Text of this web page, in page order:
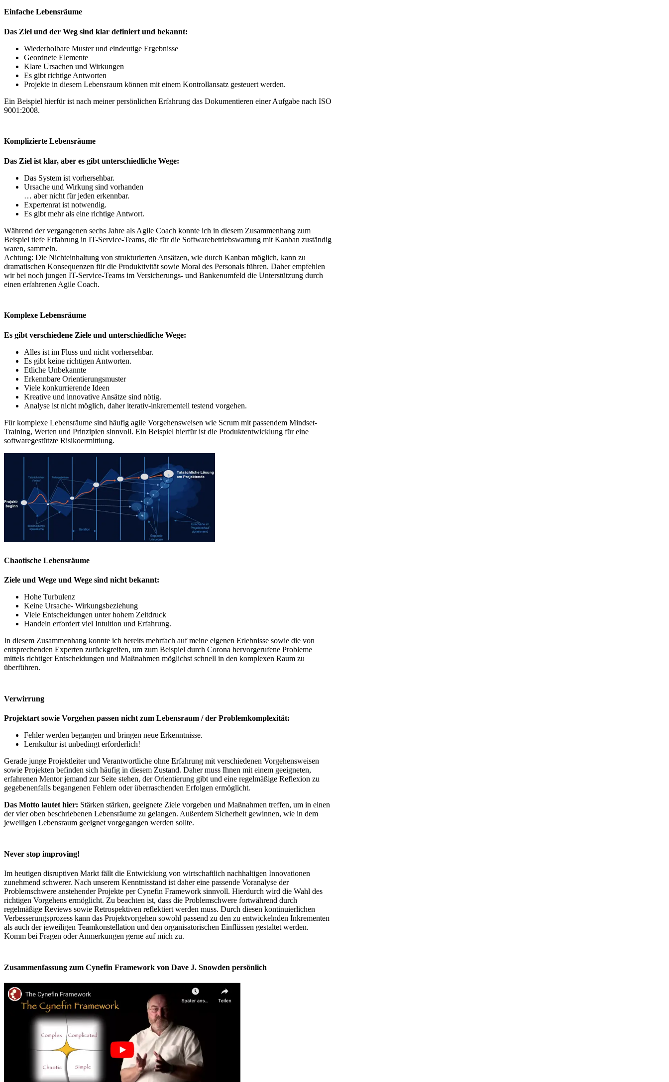
Einfache Lebensräume
Das Ziel und der Weg sind klar definiert und bekannt:
Wiederholbare Muster und eindeutige Ergebnisse
Geordnete Elemente
Klare Ursachen und Wirkungen
Es gibt richtige Antworten
Projekte in diesem Lebensraum können mit einem Kontrollansatz gesteuert werden.
Ein Beispiel hierfür ist nach meiner persönlichen Erfahrung das Dokumentieren einer Aufgabe nach ISO
9001:2008.
Komplizierte Lebensräume
Das Ziel ist klar, aber es gibt unterschiedliche Wege:
Das System ist vorhersehbar.
Ursache und Wirkung sind vorhanden
… aber nicht für jeden erkennbar.
Expertenrat ist notwendig.
Es gibt mehr als eine richtige Antwort.
Während der vergangenen sechs Jahre als Agile Coach konnte ich in diesem Zusammenhang zum
Beispiel tiefe Erfahrung in IT-Service-Teams, die für die Softwarebetriebswartung mit Kanban zuständig
waren, sammeln.
Achtung: Die Nichteinhaltung von strukturierten Ansätzen, wie durch Kanban möglich, kann zu
dramatischen Konsequenzen für die Produktivität sowie Moral des Personals führen. Daher empfehlen
wir bei noch jungen IT-Service-Teams im Versicherungs- und Bankenumfeld die Unterstützung durch
einen erfahrenen Agile Coach.
Komplexe Lebensräume
Es gibt verschiedene Ziele und unterschiedliche Wege:
Alles ist im Fluss und nicht vorhersehbar.
Es gibt keine richtigen Antworten.
Etliche Unbekannte
Erkennbare Orientierungsmuster
Viele konkurrierende Ideen
Kreative und innovative Ansätze sind nötig.
Analyse ist nicht möglich, daher iterativ-inkrementell testend vorgehen.
Für komplexe Lebensräume sind häufig agile Vorgehensweisen wie Scrum mit passendem Mindset-
Training, Werten und Prinzipien sinnvoll. Ein Beispiel hierfür ist die Produktentwicklung für eine
softwaregestützte Risikoermittlung.
Chaotische Lebensräume
Ziele und Wege und Wege sind nicht bekannt:
Hohe Turbulenz
Keine Ursache- Wirkungsbeziehung
Viele Entscheidungen unter hohem Zeitdruck
Handeln erfordert viel Intuition und Erfahrung.
In diesem Zusammenhang konnte ich bereits mehrfach auf meine eigenen Erlebnisse sowie die von
entsprechenden Experten zurückgreifen, um zum Beispiel durch Corona hervorgerufene Probleme
mittels richtiger Entscheidungen und Maßnahmen möglichst schnell in den komplexen Raum zu
überführen.
Verwirrung
Projektart sowie Vorgehen passen nicht zum Lebensraum / der Problemkomplexität:
Fehler werden begangen und bringen neue Erkenntnisse.
Lernkultur ist unbedingt erforderlich!
Gerade junge Projektleiter und Verantwortliche ohne Erfahrung mit verschiedenen Vorgehensweisen
sowie Projekten befinden sich häufig in diesem Zustand. Daher muss Ihnen mit einem geeigneten,
erfahrenen Mentor jemand zur Seite stehen, der Orientierung gibt und eine regelmäßige Reflexion zu
gegebenenfalls begangenen Fehlern oder überraschenden Erfolgen ermöglicht.
Das Motto lautet hier: Stärken stärken, geeignete Ziele vorgeben und Maßnahmen treffen, um in einen
der vier oben beschriebenen Lebensräume zu gelangen. Außerdem Sicherheit gewinnen, wie in dem
jeweiligen Lebensraum geeignet vorgegangen werden sollte.
Never stop improving!
Im heutigen disruptiven Markt fällt die Entwicklung von wirtschaftlich nachhaltigen Innovationen
zunehmend schwerer. Nach unserem Kenntnisstand ist daher eine passende Voranalyse der
Problemschwere anstehender Projekte per Cynefin Framework sinnvoll. Hierdurch wird die Wahl des
richtigen Vorgehens ermöglicht. Zu beachten ist, dass die Problemschwere fortwährend durch
regelmäßige Reviews sowie Retrospektiven reflektiert werden muss. Durch diesen kontinuierlichen
Verbesserungsprozess kann das Projektvorgehen sowohl passend zu den zu entwickelnden Inkrementen
als auch der jeweiligen Teamkonstellation und den organisatorischen Einflüssen gestaltet werden.
Komm bei Fragen oder Anmerkungen gerne auf mich zu.
Zusammenfassung zum Cynefin Framework von Dave J. Snowden persönlich